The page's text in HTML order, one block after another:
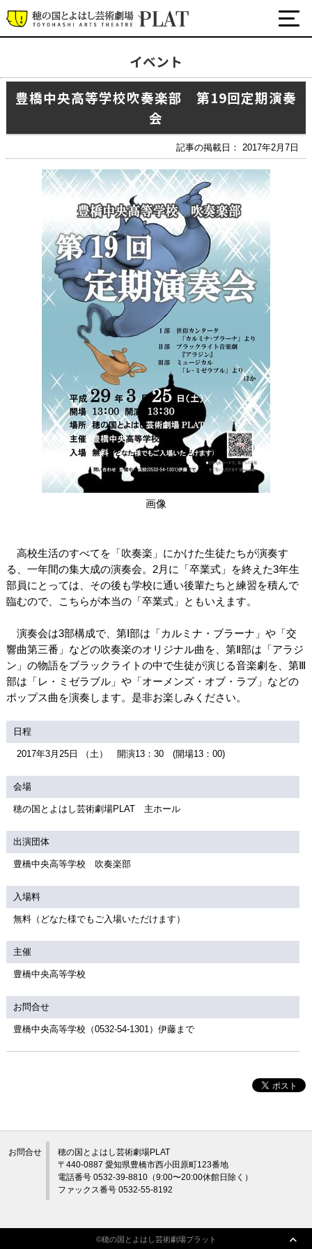
アクセシビリティ/
会員制度のご案内
座席表 月間スケジュール
プラットニュース 出版物・映像
交通アクセス お問合せ
イベント
豊橋中央高等学校吹奏楽部 第19回定期演奏
会
記事の掲載日： 2017年2月7日
画像
高校生活のすべてを「吹奏楽」にかけた生徒たちが演奏す
る、一年間の集大成の演奏会。2月に「卒業式」を終えた3年生
部員にとっては、その後も学校に通い後輩たちと練習を積んで
臨むので、こちらが本当の「卒業式」ともいえます。
演奏会は3部構成で、第Ⅰ部は「カルミナ・ブラーナ」や「交
響曲第三番」などの吹奏楽のオリジナル曲を、第Ⅱ部は「アラジ
ン」の物語をブラックライトの中で生徒が演じる音楽劇を、第Ⅲ
部は「レ・ミゼラブル」や「オーメンズ・オブ・ラブ」などの
ポップス曲を演奏します。是非お楽しみください。
日程
2017年3月25日 （土） 開演13：30 (開場13：00)
会場
穂の国とよはし芸術劇場PLAT 主ホール
出演団体
豊橋中央高等学校 吹奏楽部
入場料
無料（どなた様でもご入場いただけます）
主催
豊橋中央高等学校
お問合せ
豊橋中央高等学校（0532-54-1301）伊藤まで
お問合せ
穂の国とよはし芸術劇場PLAT
〒440-0887 愛知県豊橋市西小田原町123番地
電話番号 0532-39-8810（9:00〜20:00休館日除く）
ファックス番号 0532-55-8192
最新の公演・イベント情報
演劇・ダンス・音楽など
ワークショップ・講座
イベント
プラットについて
チケット・座席表・鑑賞サポートなど
施設の利用について
サポート
関連団体・施設
©穂の国とよはし芸術劇場プラット©穂の国とよはし芸術劇場プラット